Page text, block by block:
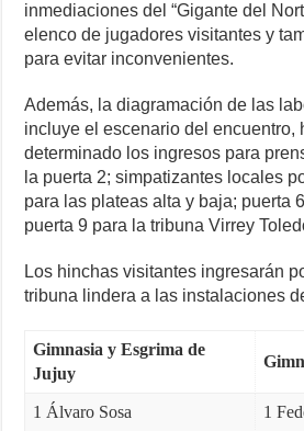
inmediaciones del “Gigante del
elenco de jugadores visitantes y
para evitar inconvenientes.
Además, la diagramación de las
incluye el escenario del encuentro,
determinado los ingresos para
la puerta 2; simpatizantes locales
para las plateas alta y baja; puerta
puerta 9 para la tribuna Virrey
Los hinchas visitantes ingresarán
tribuna lindera a las instalaciones
Gimnasia y Esgrima de
Jujuy
1 Álvaro Sosa 1